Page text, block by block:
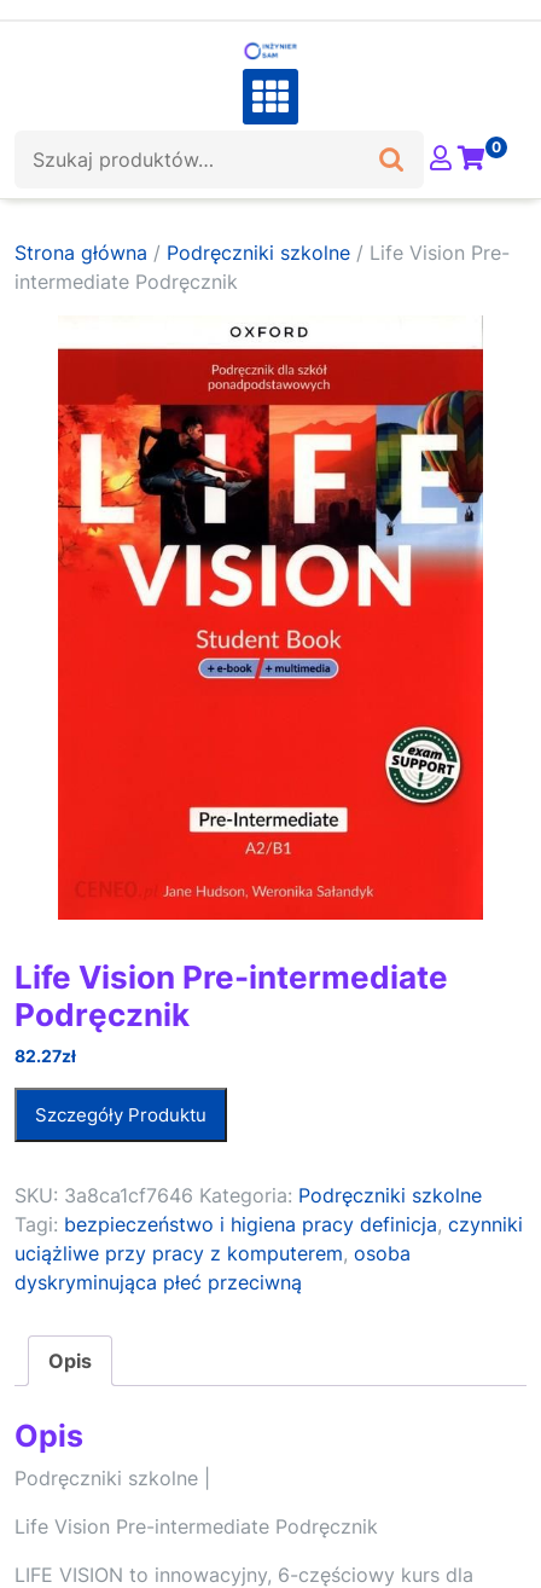
0
Strona główna / Podręczniki szkolne / Life Vision Pre-
intermediate Podręcznik
Life Vision Pre-intermediate
Podręcznik
82.27zł
Szczegóły Produktu
SKU: 3a8ca1cf7646 Kategoria: Podręczniki szkolne
Tagi: bezpieczeństwo i higiena pracy definicja, czynniki
uciążliwe przy pracy z komputerem, osoba
dyskryminująca płeć przeciwną
Opis
Opis
Podręczniki szkolne |
Life Vision Pre-intermediate Podręcznik
LIFE VISION to innowacyjny, 6-częściowy kurs dla